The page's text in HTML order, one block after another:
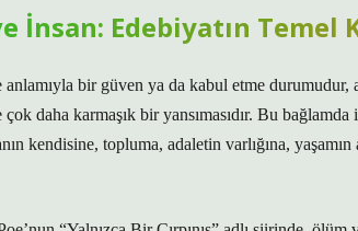
İnsan: Edebiyatın Temel
bir güven ya da kabul etme durumudur,
daha karmaşık bir yansımasıdır. Bu
kendisine, topluma, adaletin varlığına,